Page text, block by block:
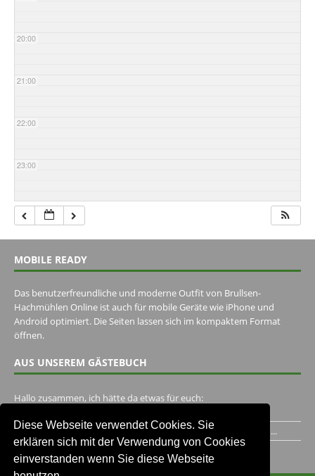
Diese Webseite verwendet Cookies. Sie
erklären sich mit der Verwendung von Cookies
einverstanden wenn Sie diese Webseite
20:00
21:00
22:00
23:00
MOBILE READY
Das benutzerfreundliche und moderne Outfit von Brullsen-
Hachmühlen Online ist auch für mobile Geräte wie iPhone und
Android optimiert. Die Seiten lassen sich im kompaktem Format
öffnen.
AUS UNSEREM GÄSTEBUCH
Hallo zusammen, ich hätte da etwas für euch:
Ich habe ein Jahr im Gasthaus Hugo Pape verbracht..Habe ihn...
Unser Gästebuch besuchen